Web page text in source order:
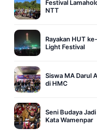
Festival
NTT
Rayakan HUT
Light Festival
Siswa MA Darul
di HMC
Seni Budaya
Kata Wamenpar